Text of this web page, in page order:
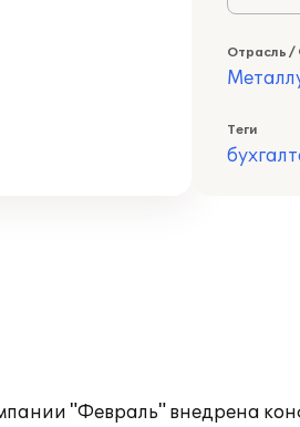
Отрасль /
Теги
"Февраль" внедрена